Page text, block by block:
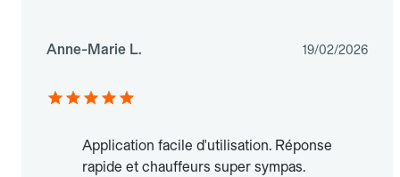
Anne-Marie L. 19/02/2026
Application facile d'utilisation. Réponse
rapide et chauffeurs super sympas.